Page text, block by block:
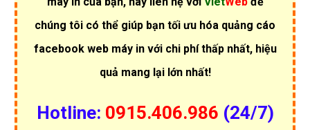
chúng tôi có thể giúp bạn tối ưu hóa quảng cáo
facebook web máy in với chi phí thấp nhất, hiệu
quả mang lại lớn nhất!
Hotline: 0915.406.986 (24/7)